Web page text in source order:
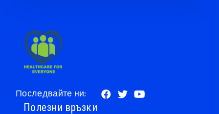
Последвайте ни:
Полезни връзки